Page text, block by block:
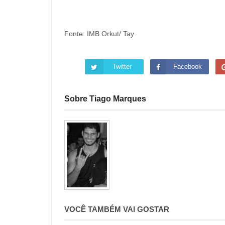
Fonte: IMB Orkut/ Tay
Twitter Facebook
Sobre Tiago Marques
VOCÊ TAMBÉM VAI GOSTAR